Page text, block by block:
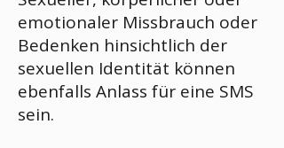
emotionaler Missbrauch oder
Bedenken hinsichtlich der
sexuellen Identität können
ebenfalls Anlass für eine SMS
sein.